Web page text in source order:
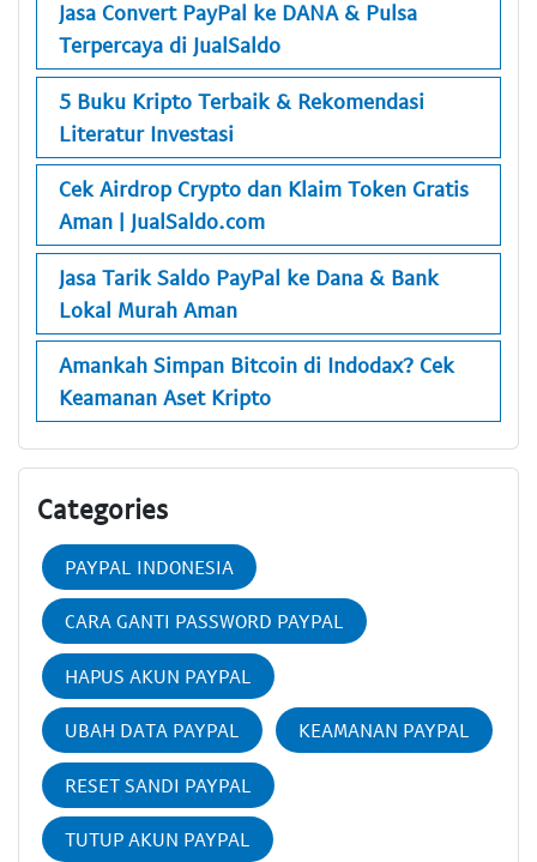
Jasa Convert PayPal ke DANA & Pulsa
Terpercaya di JualSaldo
5 Buku Kripto Terbaik & Rekomendasi
Literatur Investasi
Cek Airdrop Crypto dan Klaim Token Gratis
Aman | JualSaldo.com
Jasa Tarik Saldo PayPal ke Dana & Bank
Lokal Murah Aman
Amankah Simpan Bitcoin di Indodax? Cek
Keamanan Aset Kripto
Categories
PAYPAL INDONESIA
CARA GANTI PASSWORD PAYPAL
HAPUS AKUN PAYPAL
UBAH DATA PAYPAL KEAMANAN PAYPAL
RESET SANDI PAYPAL
TUTUP AKUN PAYPAL